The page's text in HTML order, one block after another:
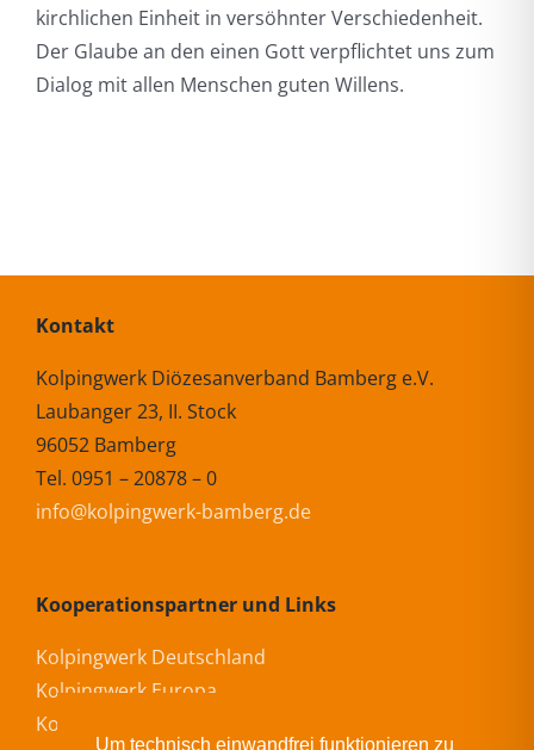
kirchlichen Einheit in versöhnter Verschiedenheit.
Der Glaube an den einen Gott verpflichtet uns zum
Dialog mit allen Menschen guten Willens.
Kontakt
Kolpingwerk Diözesanverband Bamberg e.V.
Laubanger 23, II. Stock
96052 Bamberg
Tel. 0951 – 20878 – 0
info@kolpingwerk-bamberg.de
Kooperationspartner und Links
Kolpingwerk Deutschland
Kolpingwerk Europa
Kolpingwerk International
Um technisch einwandfrei funktionieren zu